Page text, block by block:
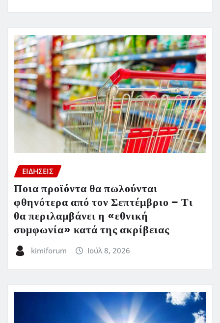
ΕΙΔΗΣΕΙΣ
Ποια προϊόντα θα πωλούνται
φθηνότερα από τον Σεπτέμβριο – Τι
θα περιλαμβάνει η «εθνική
συμφωνία» κατά της ακρίβειας
kimiforum Ιούλ 8, 2026